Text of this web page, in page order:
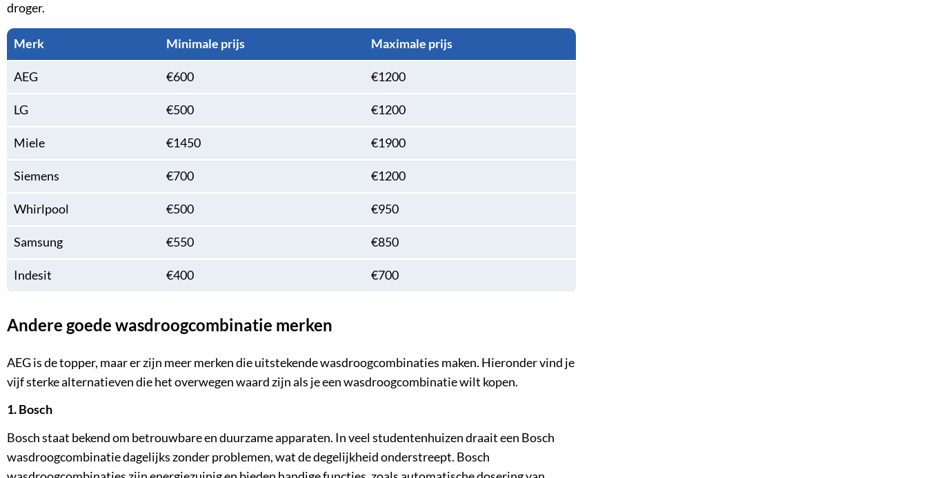
droger.
Merk Minimale prijs Maximale prijs
AEG €600 €1200
LG €500 €1200
Miele €1450 €1900
Siemens €700 €1200
Whirlpool €500 €950
Samsung €550 €850
Indesit €400 €700
Andere goede wasdroogcombinatie merken
AEG is de topper, maar er zijn meer merken die uitstekende wasdroogcombinaties maken. Hieronder vind je
vijf sterke alternatieven die het overwegen waard zijn als je een wasdroogcombinatie wilt kopen.
1. Bosch
Bosch staat bekend om betrouwbare en duurzame apparaten. In veel studentenhuizen draait een Bosch
wasdroogcombinatie dagelijks zonder problemen, wat de degelijkheid onderstreept. Bosch